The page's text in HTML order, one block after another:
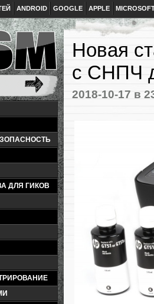
ANDROID GOOGLE APPLE
ДЛЯ ГИКОВ
Новая
с СНПЧ
2018-10-17 в